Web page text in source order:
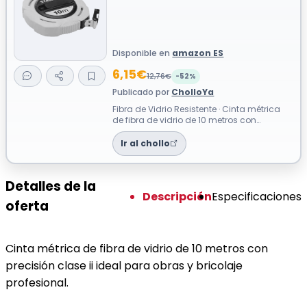
Disponible en amazon ES
6,15€12,76€ -52%
Publicado por CholloYa
Fibra de Vidrio Resistente · Cinta métrica
de fibra de vidrio de 10 metros con
precisión clase ii ideal para obras y ...
Ir al chollo
Detalles de la
oferta
DescripciónEspecificaciones
Cinta métrica de fibra de vidrio de 10 metros con
precisión clase ii ideal para obras y bricolaje
profesional.